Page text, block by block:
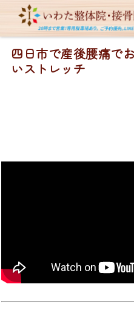
ホーム YouTUBE
四日市で産後腰痛で
いストレッチ